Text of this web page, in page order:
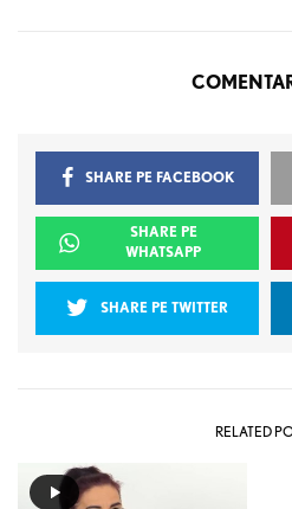
SHARE PE FACEBOOK
SHARE PE
WHATSAPP
SHARE PE TWITTER
RELATED